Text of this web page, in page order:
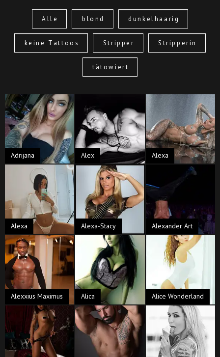
Alle blond dunkelhaarig
keine Tattoos Stripper Stripperin
tätowiert
Adrijana Alex Alexa
Alexa Alexa-Stacy Alexander Art
Alexxius Maximus Alica Alice Wonderland